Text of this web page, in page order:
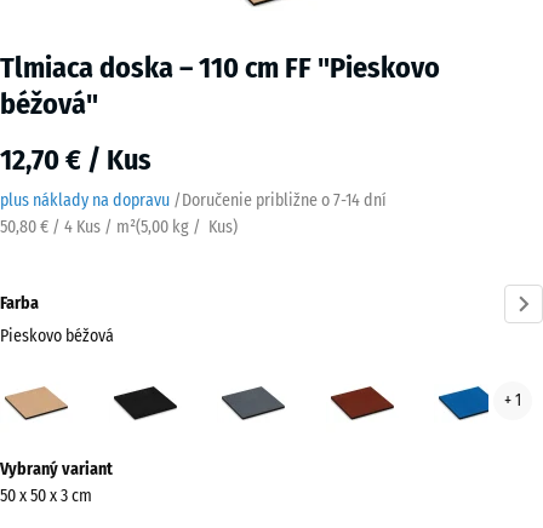
Tlmiaca doska – 110 cm FF "Pieskovo
béžová"
12,70 € / Kus
plus náklady na dopravu /Doručenie približne o7-14 dní
50,80 € / 4 Kus / m²(5,00 kg / Kus)
Farba
Pieskovo béžová
béžová
červená
+ 1
informácií
o
Vybraný variant
50 x 50 x 3 cm